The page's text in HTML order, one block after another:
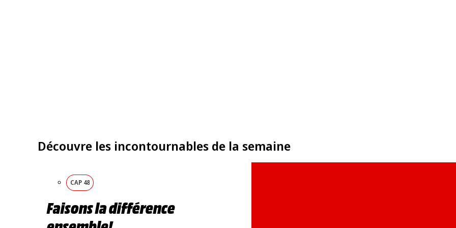
Découvre les incontournables de la semaine
CAP 48
Faisons la différence